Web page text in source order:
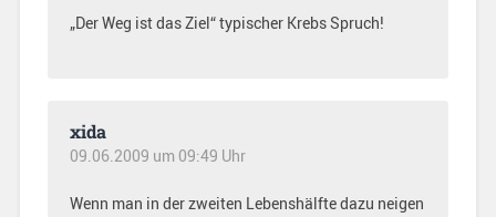
„Der Weg ist das Ziel“ typischer Krebs Spruch!
xida
09.06.2009 um 09:49 Uhr
Wenn man in der zweiten Lebenshälfte dazu neigen